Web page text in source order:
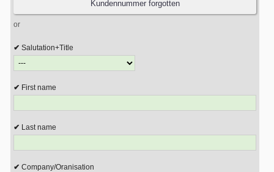
or
Salutation+Title
First name
Last name
Company/Oranisation